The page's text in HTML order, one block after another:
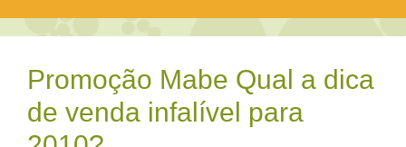
Promoção Mabe Qual a dica
de venda infalível para